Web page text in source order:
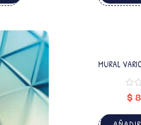
MURAL
$